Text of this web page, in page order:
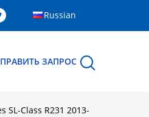
Russian
ЗАПРОС
SL-Class R231 2013-